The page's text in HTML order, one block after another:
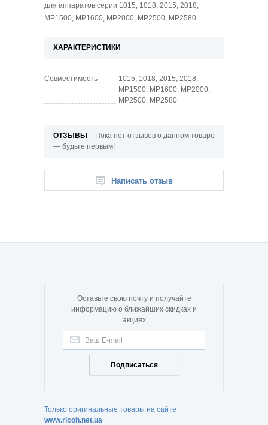
для аппаратов серии 1015, 1018, 2015, 2018,
MP1500, MP1600, MP2000, MP2500, MP2580
ХАРАКТЕРИСТИКИ
Совместимость
1015, 1018, 2015, 2018,
MP1500, MP1600, MP2000,
MP2500, MP2580
ОТЗЫВЫ
Пока нет отзывов о данном товаре
— будьте первым!
Написать отзыв
Оставьте свою почту и получайте
информацию о ближайших скидках и
акциях
Подписаться
Только оригинальные товары на сайте
www.ricoh.net.ua